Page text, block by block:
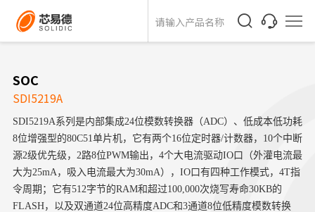
SOC
SDI5219A
SDI5219A系列是内部集成24位模数转换器（ADC）、低成本低功耗
8位增强型的80C51单片机，它有两个16位定时器/计数器，10个中断
源2级优先级，2路8位PWM输出，4个大电流驱动IO口（外灌电流最
大为25mA，吸入电流最大为30mA），IO口有四种工作模式，4T指
令周期；它有512字节的RAM和超过100,000次烧写寿命30KB的
FLASH，以及双通道24位高精度ADC和3通道8位低精度模数转换